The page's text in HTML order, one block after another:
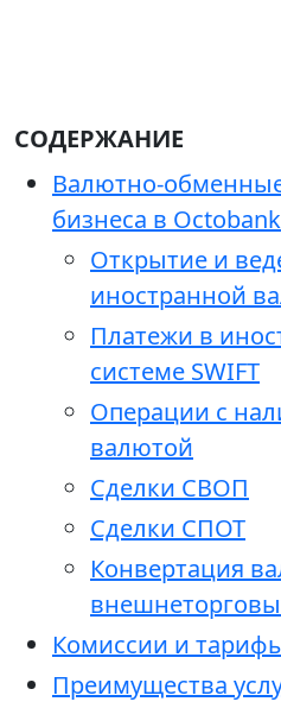
СОДЕРЖАНИЕ
Валютно-
бизнеса в Octobank
Открытие и
иностранной
Платежи в
системе SWIFT
Операции с
валютой
Сделки СВОП
Сделки СПОТ
Конвертация
Комиссии и
Преимущества